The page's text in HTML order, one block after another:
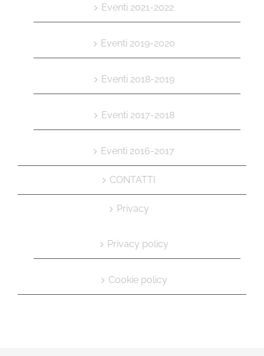
Eventi 2021-2022
Eventi 2019-2020
Eventi 2018-2019
Eventi 2017-2018
Eventi 2016-2017
CONTATTI
Privacy
Privacy policy
Cookie policy